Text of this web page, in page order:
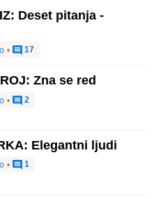
Deset pitanja -
• 17
Zna se red
• 2
Elegantni ljudi
• 1